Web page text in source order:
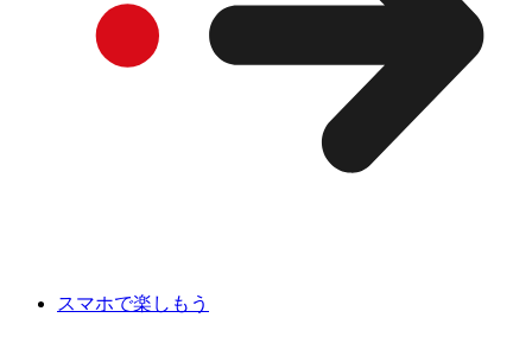
スマホで楽しもう